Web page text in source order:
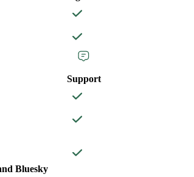
Support
Bluesky